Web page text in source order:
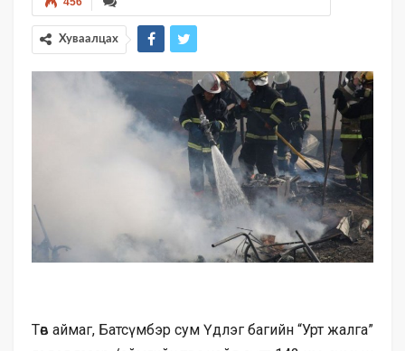
Хуваалцах
Төв аймаг, Батсүмбэр сум Үдлэг багийн “Урт жалга”